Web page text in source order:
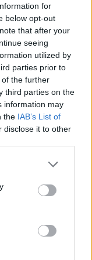
for
below opt-out
that after your
seeing
utilized by
parties prior to
the further
third parties on the
information may
the IAB’s List of
disclose it to other
or more Google
You may click to
party tags to
in below Google
την
(10/4).
Συντακτική
Ομάδα
- Δείτε τις
2026